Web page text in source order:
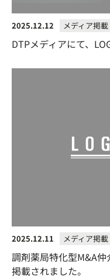
2025.12.12 メディア掲載
DTPメディアにて、
2025.12.11 メディア掲載
調剤薬局特化型M&A
掲載されました。